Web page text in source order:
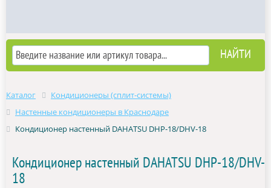
Каталог
Кондиционеры (сплит-системы)
Настенные кондиционеры в Краснодаре
Кондиционер настенный DAHATSU DHP-18/DHV-18
Кондиционер настенный DAHATSU DHP-18/DHV-
18